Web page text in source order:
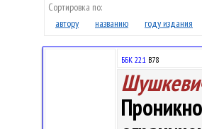
Сортировка по:
автору
названию году издания
ББК 22.1 В78